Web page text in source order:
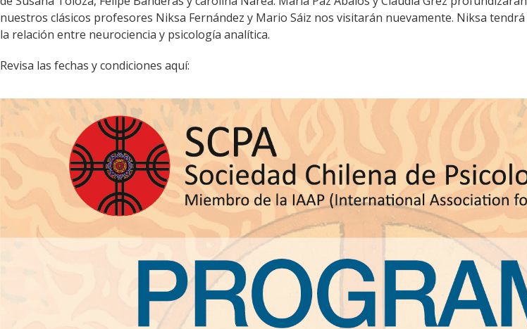
nuestros clásicos profesores Niksa Fernández y Mario Sáiz nos visitarán nuevamente. Niksa
la relación entre neurociencia y psicología analítica.
Revisa las fechas y condiciones aquí: